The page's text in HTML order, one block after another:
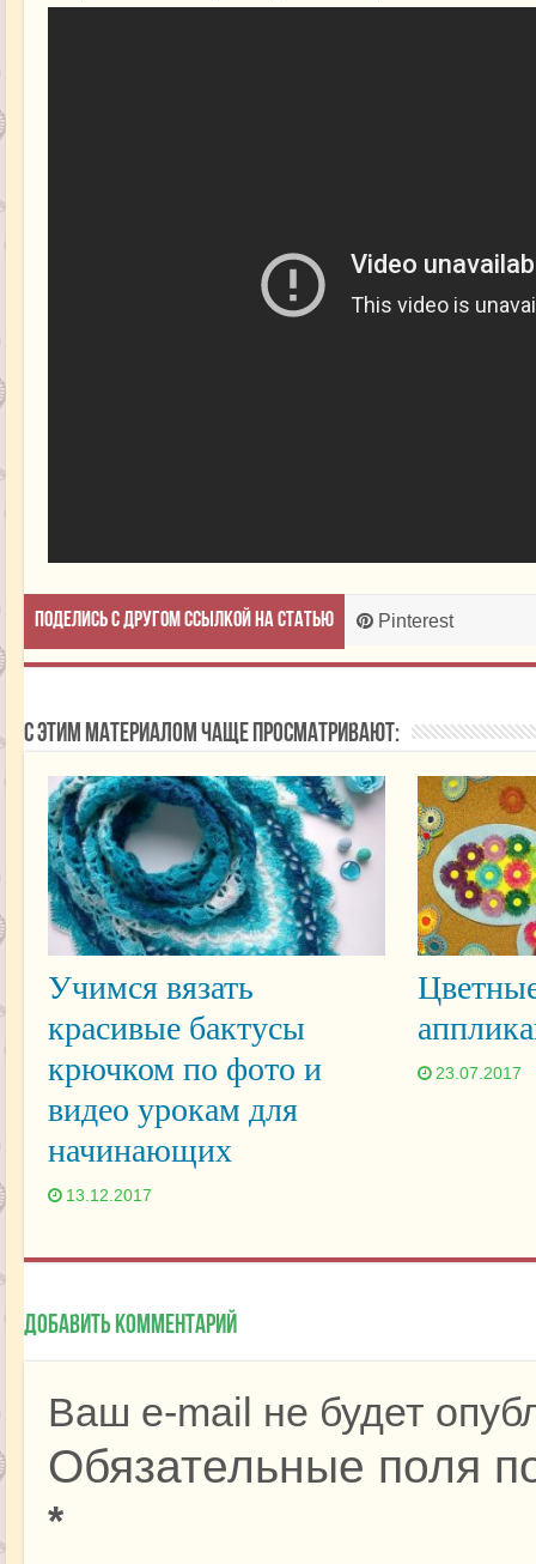
Поделись с другом ссылкой на статью Pinterest
С этим материалом чаще просматривают:
Учимся вязать
красивые бактусы
крючком по фото и
видео урокам для
начинающих
13.12.2017
23.07.2017
Добавить комментарий
Ваш e-mail не будет
Обязательные поля
*